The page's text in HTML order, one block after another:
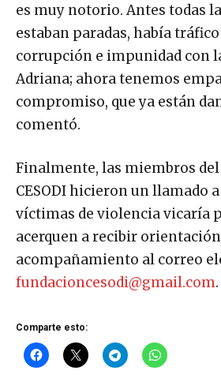
es muy notorio. Antes todas
estaban paradas, había
corrupción e impunidad con
Adriana; ahora tenemos
compromiso, que ya están
comentó.
Finalmente, las miembros
CESODI hicieron un llamado
víctimas de violencia vicaría
acerquen a recibir
acompañamiento al correo
fundacioncesodi@gmail.com.
Comparte esto: